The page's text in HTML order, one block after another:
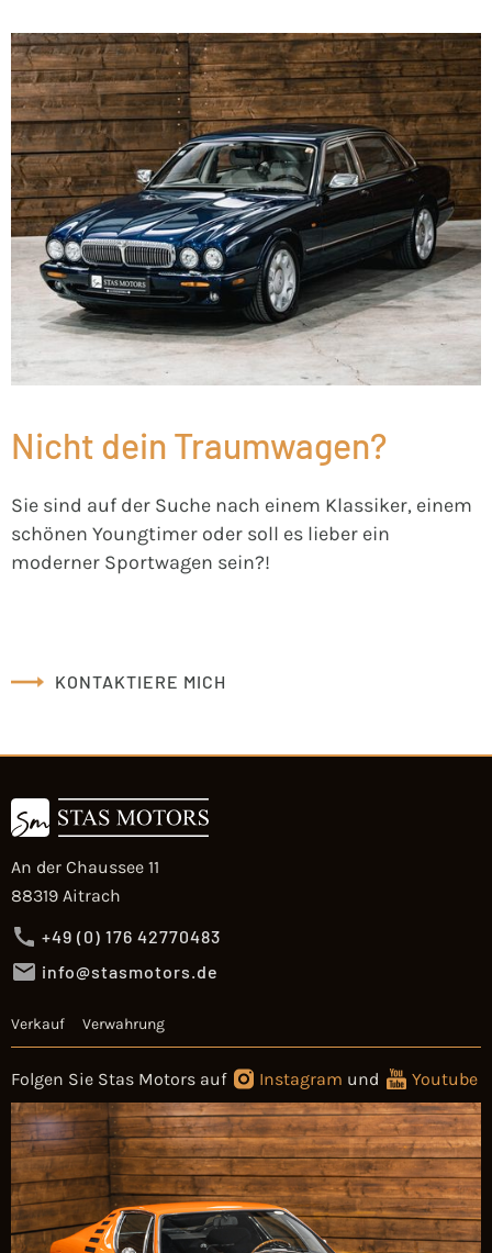
Nicht dein Traumwagen?
Sie sind auf der Suche nach einem Klassiker, einem
schönen Youngtimer oder soll es lieber ein
moderner Sportwagen sein?!
KONTAKTIERE MICH
An der Chaussee 11
88319 Aitrach
+49 (0) 176 42770483
info@stasmotors.de
Verkauf Verwahrung
Folgen Sie Stas Motors auf Instagram und Youtube